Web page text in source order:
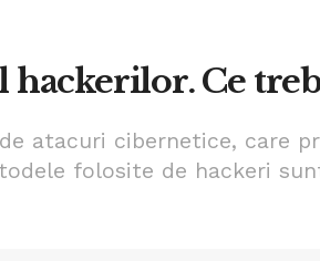
Ce
atacuri cibernetice, care
folosite de hackeri